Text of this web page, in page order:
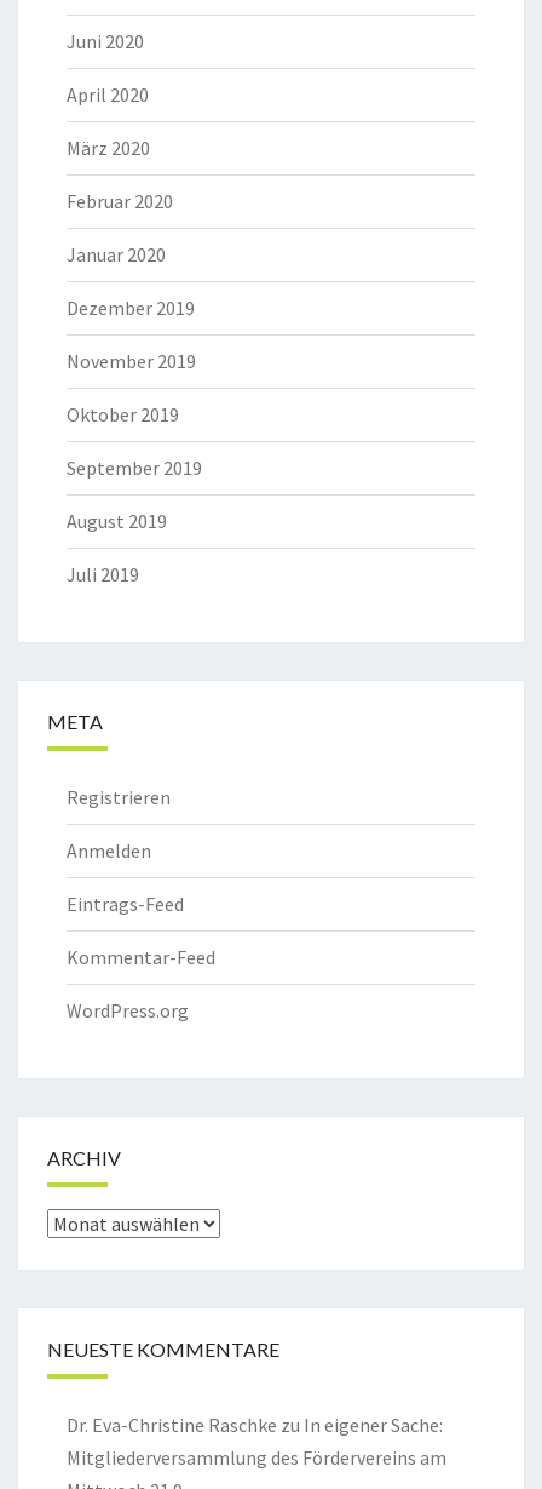
Juni 2020
April 2020
März 2020
Februar 2020
Januar 2020
Dezember 2019
November 2019
Oktober 2019
September 2019
August 2019
Juli 2019
META
Registrieren
Anmelden
Eintrags-Feed
Kommentar-Feed
WordPress.org
ARCHIV
Archiv
NEUESTE KOMMENTARE
Dr. Eva-Christine Raschke zu In eigener Sache:
Mitgliederversammlung des Fördervereins am